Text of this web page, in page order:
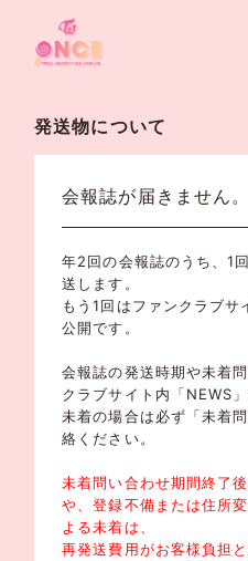
発送物について
会報誌が届きません。
年2回の会報誌のうち、1
送します。
もう1回はファンクラブサ
公開です。
会報誌の発送時期や未着
クラブサイト内「NEWS
未着の場合は必ず「未着
絡ください。
未着問い合わせ期間終了
や、登録不備または住所
よる未着は、
再発送費用がお客様負担